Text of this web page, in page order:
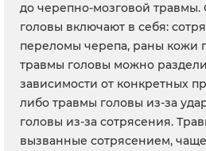
до черепно-мозговой
головы включают в себя:
переломы черепа, раны кожи
травмы головы можно
зависимости от конкретных
либо травмы головы из-за
головы из-за сотрясения.
вызванные сотрясением,